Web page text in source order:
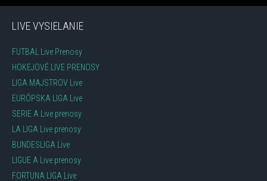
LIVE VYSIELANIE
FUTBAL Live Prenosy
HOKEJOVÉ LIVE PRENOSY
LIGA MAJSTROV Live
EURÓPSKA LIGA Live
SERIE A Live prenosy
LA LIGA Live prenosy
BUNDESLIGA Live
LIGUE A Live prenosy
FORTUNA LIGA Live